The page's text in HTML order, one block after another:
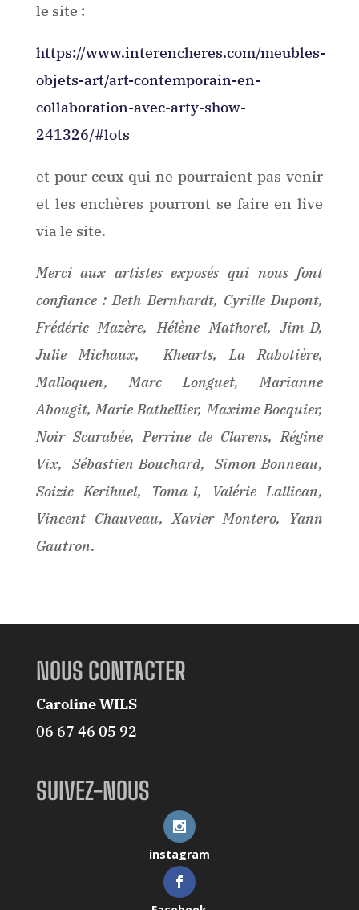
le site :
https://www.interencheres.com/meubles-
objets-art/art-contemporain-en-
collaboration-avec-arty-show-
241326/#lots
et pour ceux qui ne pourraient pas venir
et les enchères pourront se faire en live
via le site.
Merci aux artistes exposés qui nous font
confiance : Beth Bernhardt, Cyrille Dupont,
Frédéric Mazère, Hélène Mathorel, Jim-D,
Julie Michaux, Khearts, La Rabotière,
Malloquen, Marc Longuet, Marianne
Abougit, Marie Bathellier, Maxime Bocquier,
Noir Scarabée, Perrine de Clarens, Régine
Vix, Sébastien Bouchard, Simon Bonneau,
Soizic Kerihuel, Toma-l, Valérie Lallican,
Vincent Chauveau, Xavier Montero, Yann
Gautron.
NOUS CONTACTER
Caroline WILS
06 67 46 05 92
SUIVEZ-NOUS
instagram